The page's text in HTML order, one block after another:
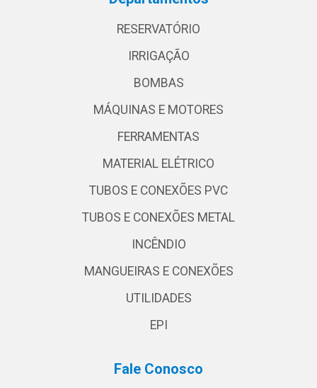
RESERVATÓRIO
IRRIGAÇÃO
BOMBAS
MÁQUINAS E MOTORES
FERRAMENTAS
MATERIAL ELÉTRICO
TUBOS E CONEXÕES PVC
TUBOS E CONEXÕES METAL
INCÊNDIO
MANGUEIRAS E CONEXÕES
UTILIDADES
EPI
Fale Conosco